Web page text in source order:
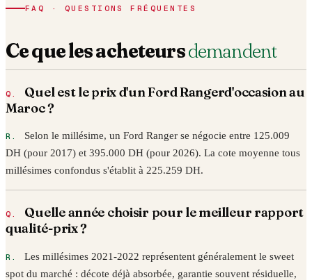
FAQ · QUESTIONS FRÉQUENTES
Ce que les acheteursdemandent
Quel est le prix d'unFordRangerd'occasion au
Maroc ?
Selon le millésime, unFord Ranger se négocie entre 125.009
DH (pour 2017) et 395.000 DH (pour 2026). La cote moyenne tous
millésimes confondus s'établit à 225.259 DH.
Quelle année choisir pour le meilleur rapport
qualité-prix ?
Les millésimes 2021-2022 représentent généralement le sweet
spot du marché : décote déjà absorbée, garantie souvent résiduelle,